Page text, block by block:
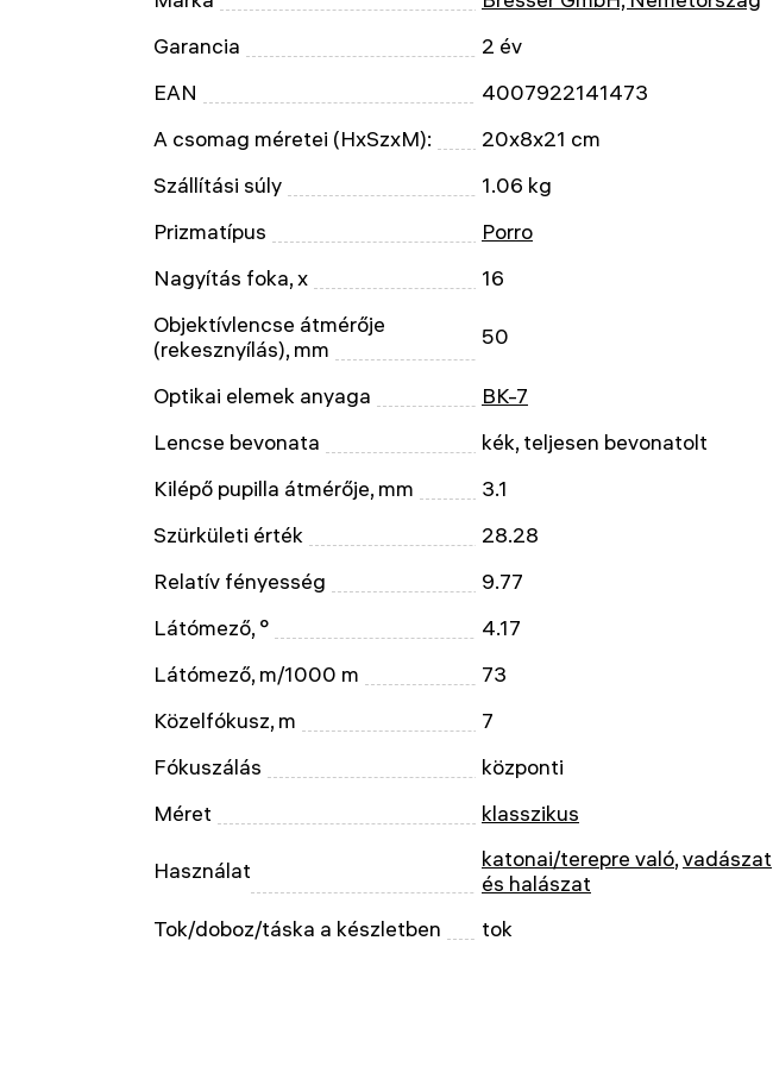
Garancia
2 év
EAN
4007922141473
A csomag méretei (HxSzxM):
20x8x21 cm
Szállítási súly
1.06 kg
Prizmatípus
Porro
Nagyítás foka, x
16
Objektívlencse átmérője
(rekesznyílás), mm
50
Optikai elemek anyaga
BK-7
Lencse bevonata
kék, teljesen bevonatolt
Kilépő pupilla átmérője, mm
3.1
Szürkületi érték
28.28
Relatív fényesség
9.77
Látómező, °
4.17
Látómező, m/1000 m
73
Közelfókusz, m
7
Fókuszálás
központi
Méret
klasszikus
Használat katonai/terepre való,vadászat
és halászat
Tok/doboz/táska a készletben
tok